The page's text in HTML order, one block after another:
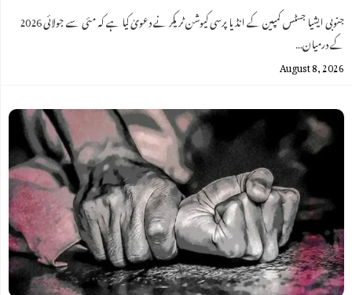
جنوبی ایشیا جسٹس کمپین کے انڈیا پرسی کیوشن ٹریکر نے دعویٰ کیا ہے کہ مئی سے جولائی 2026
کے درمیان…
August 8, 2026